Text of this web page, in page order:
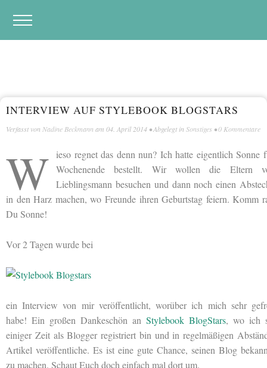
INTERVIEW AUF STYLEBOOK BLOGSTARS
Verfasst von Nadine Beckmann am 04. April 2014 • Abgelegt in Sonstiges •0 Kommentare
W
ieso regnet das denn nun? Ich hatte eigentlich Sonne
Wochenende bestellt. Wir wollen die Eltern
Lieblingsmann besuchen und dann noch einen
in den Harz machen, wo Freunde ihren Geburtstag feiern. Komm
Du Sonne!
Vor 2 Tagen wurde bei
ein Interview von mir veröffentlicht, worüber ich mich sehr
habe! Ein großen Dankeschön an Stylebook BlogStars, wo ich
einiger Zeit als Blogger registriert bin und in regelmäßigen
Artikel veröffentliche. Es ist eine gute Chance, seinen Blog
zu machen. Schaut Euch doch einfach mal dort um.